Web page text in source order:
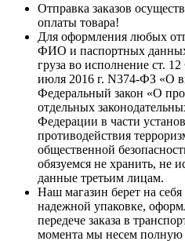
Отправка заказов
оплаты товара!
Для оформления любых
ФИО и паспортных данных
груза во исполнение ст.
июля 2016 г. N374-ФЗ «О
Федеральный закон «О
отдельных
Федерации в части
противодействия
общественной
обязуемся не хранить, не
данные третьим лицам.
Наш магазин берет на себя
надежной упаковке,
передече заказа в
момента мы несем полную